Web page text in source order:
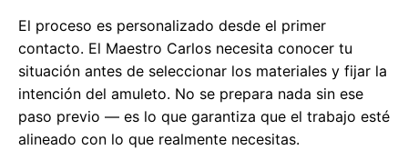
El proceso es personalizado desde el primer
contacto. El Maestro Carlos necesita conocer tu
situación antes de seleccionar los materiales y fijar la
intención del amuleto. No se prepara nada sin ese
paso previo — es lo que garantiza que el trabajo esté
alineado con lo que realmente necesitas.